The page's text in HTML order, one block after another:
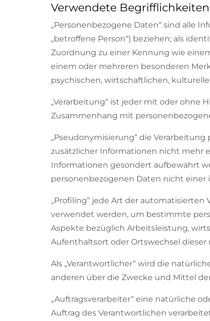
Verwendete Begrifflichkeiten
„Personenbezogene Daten“ sind alle
„betroffene Person“) beziehen; als
Zuordnung zu einer Kennung wie
einem oder mehreren besonderen
psychischen, wirtschaftlichen,
„Verarbeitung“ ist jeder mit oder ohne
Zusammenhang mit
„Pseudonymisierung“ die
zusätzlicher Informationen nicht mehr
Informationen gesondert aufbewahrt
personenbezogenen Daten nicht
„Profiling“ jede Art der
verwendet werden, um bestimmte
Aspekte bezüglich Arbeitsleistung,
Aufenthaltsort oder Ortswechsel dieser
Als „Verantwortlicher“ wird die
anderen über die Zwecke und Mittel
„Auftragsverarbeiter“ eine natürliche
Auftrag des Verantwortlichen